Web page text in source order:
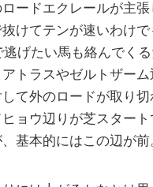
ードエクレールが主張
けてテンが速いわけ
逃げたい馬も絡んでく
トラスやゼルトザー
て外のロードが取り切
ョウ辺りが芝スタート
基本的にはこの辺が前